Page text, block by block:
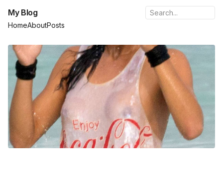
My Blog
HomeAboutPosts